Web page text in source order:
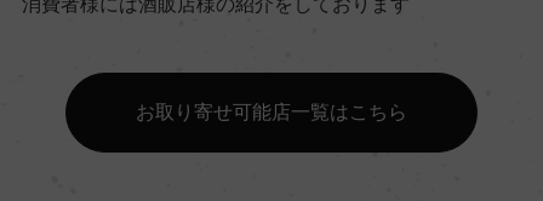
ー
コンクール入賞歴お取り寄せ可能店一覧はこちら